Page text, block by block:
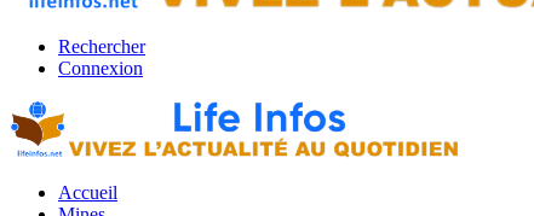
Rechercher
Connexion
Accueil